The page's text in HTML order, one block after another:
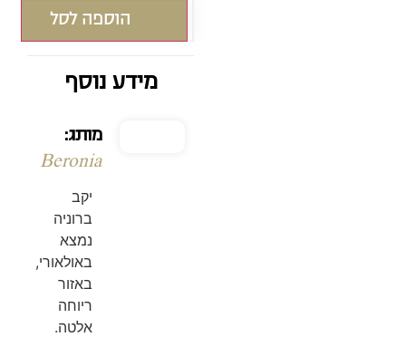
הוספה לסל
מידע נוסף
מותג:
Beronia
יקב
ברוניה
נמצא
באולאורי,
באזור
ריוחה
אלטה.